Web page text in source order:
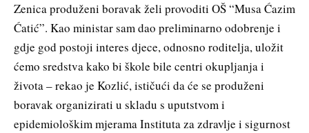
Zenica produženi boravak želi provoditi OŠ “Musa Ćazim
Ćatić”. Kao ministar sam dao preliminarno odobrenje i
gdje god postoji interes djece, odnosno roditelja, uložit
ćemo sredstva kako bi škole bile centri okupljanja i
života – rekao je Kozlić, ističući da će se produženi
boravak organizirati u skladu s uputstvom i
epidemiološkim mjerama Instituta za zdravlje i sigurnost